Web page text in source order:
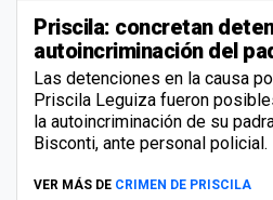
Priscila: concretan
autoincriminación del
Las detenciones en la causa
Priscila Leguiza fueron
la autoincriminación de su
Bisconti, ante personal policial.
VER MÁS DE CRIMEN DE PRISCILA